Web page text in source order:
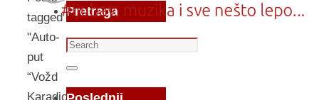
tagged
"Auto-
put
“Vožd
Karadjordje”"
Pretraga
Search
for:
Search